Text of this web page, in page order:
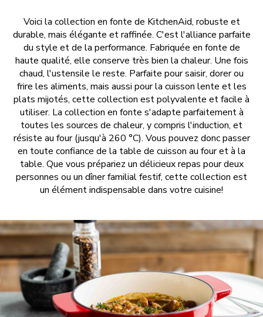
Voici la collection en fonte de KitchenAid, robuste et
durable, mais élégante et raffinée. C'est l'alliance parfaite
du style et de la performance. Fabriquée en fonte de
haute qualité, elle conserve très bien la chaleur. Une fois
chaud, l'ustensile le reste. Parfaite pour saisir, dorer ou
frire les aliments, mais aussi pour la cuisson lente et les
plats mijotés, cette collection est polyvalente et facile à
utiliser. La collection en fonte s'adapte parfaitement à
toutes les sources de chaleur, y compris l'induction, et
résiste au four (jusqu'à 260 °C). Vous pouvez donc passer
en toute confiance de la table de cuisson au four et à la
table. Que vous prépariez un délicieux repas pour deux
personnes ou un dîner familial festif, cette collection est
un élément indispensable dans votre cuisine!